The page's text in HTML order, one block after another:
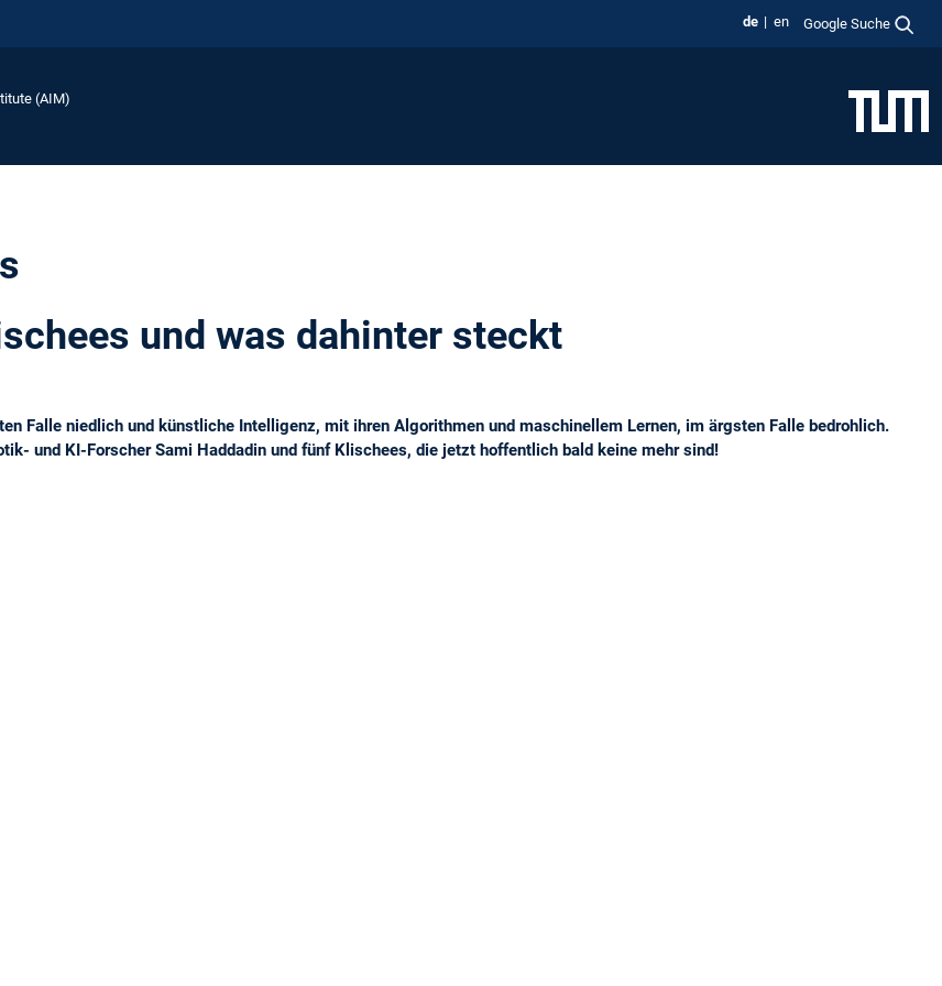
de en Google Suche
(AIM)
und was dahinter steckt
Falle niedlich und künstliche Intelligenz, mit ihren Algorithmen und maschinellem Lernen, im ärgsten Falle bedrohlich.
und KI-Forscher Sami Haddadin und fünf Klischees, die jetzt hoffentlich bald keine mehr sind!